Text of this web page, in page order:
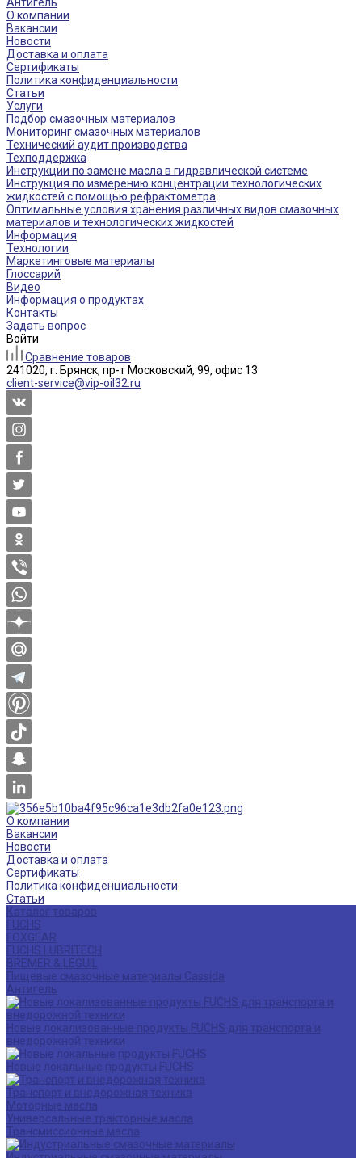
О компании
Вакансии
Новости
Доставка и оплата
Сертификаты
Политика конфиденциальности
Статьи
Услуги
Подбор смазочных материалов
Мониторинг смазочных материалов
Технический аудит производства
Техподдержка
Инструкции по замене масла в гидравлической системе
Инструкция по измерению концентрации технологических
жидкостей с помощью рефрактометра
Оптимальные условия хранения различных видов смазочных
материалов и технологических жидкостей
Информация
Технологии
Маркетинговые материалы
Глоссарий
Видео
Информация о продуктах
Контакты
Задать вопрос
Войти
Сравнение товаров
241020, г. Брянск, пр-т Московский, 99, офис 13
client-service@vip-oil32.ru
О компании
Вакансии
Новости
Доставка и оплата
Сертификаты
Политика конфиденциальности
Статьи
Каталог товаров
FUCHS
FOXGEAR
FUCHS LUBRITECH
BREMER & LEGUIL
Пищевые смазочные материалы Cassida
Антигель
Новые локализованные продукты FUCHS для транспорта и
внедорожной техники
Новые локальные продукты FUCHS
Транспорт и внедорожная техника
Моторные масла
Универсальные тракторные масла
Трансмиссионные масла